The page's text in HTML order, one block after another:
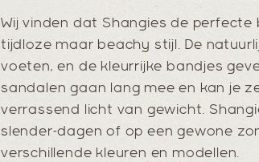
Wij vinden dat Shangies de
tijdloze maar beachy stijl. De
voeten, en de kleurrijke bandjes
sandalen gaan lang mee en kan je
verrassend licht van gewicht.
slender-dagen of op een gewone
verschillende kleuren en modellen.